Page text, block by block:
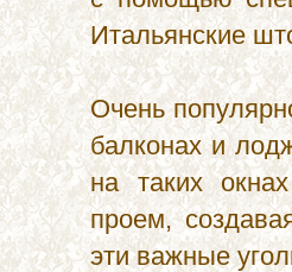
Итальянские
Очень
балконах и
на таких
проем,
эти важные